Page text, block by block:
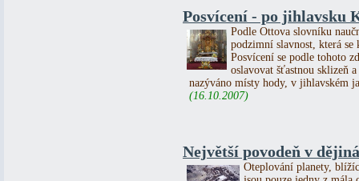
Posvícení - po jihlavsku
Podle Ottova slovníku
podzimní slavnost, která se
Posvícení se podle tohoto
oslavovat šťastnou sklizeň
nazýváno místy hody, v jihlavském
(16.10.2007)
Největší povodeň v
Oteplování planety,